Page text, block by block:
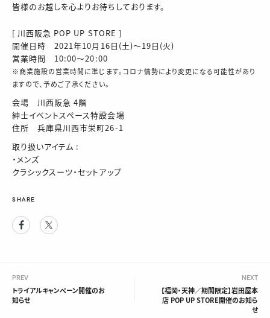
皆様のお越しを心よりお待ちしております。
[ 川西阪急 POP UP STORE ]
開催日時 2021年10月16日(土)～19日(火)
営業時間 10:00～20:00
※商業施設の営業時間に準じます。コロナ情勢により変更になる可能性があり
ますので、予めご了承ください。
会場 川西阪急 4階
紳士イベントスペース特設会場
住所 兵庫県川西市栄町26-1
取り扱いアイテム :
・メンズ
クラシックスーツ・セットアップ
SHARE
Facebook
PREV
トライアルキャンペーン開催のお
知らせ
NEXT
【福岡・天神／期間限定】岩田屋本
店 POP UP STORE開催のお知ら
せ